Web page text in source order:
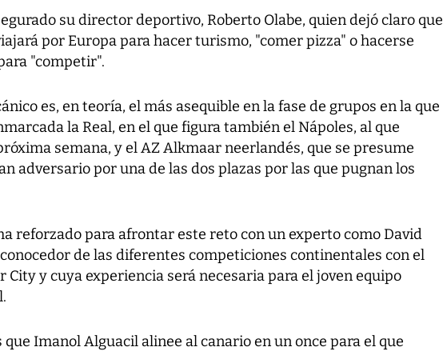
su director deportivo, Roberto Olabe, quien dejó claro que
por Europa para hacer turismo, "comer pizza" o hacerse
"competir".
es, en teoría, el más asequible en la fase de grupos en la que
la Real, en el que figura también el Nápoles, al que
semana, y el AZ Alkmaar neerlandés, que se presume
adversario por una de las dos plazas por las que pugnan los
reforzado para afrontar este reto con un experto como David
de las diferentes competiciones continentales con el
City y cuya experiencia será necesaria para el joven equipo
que Imanol Alguacil alinee al canario en un once para el que